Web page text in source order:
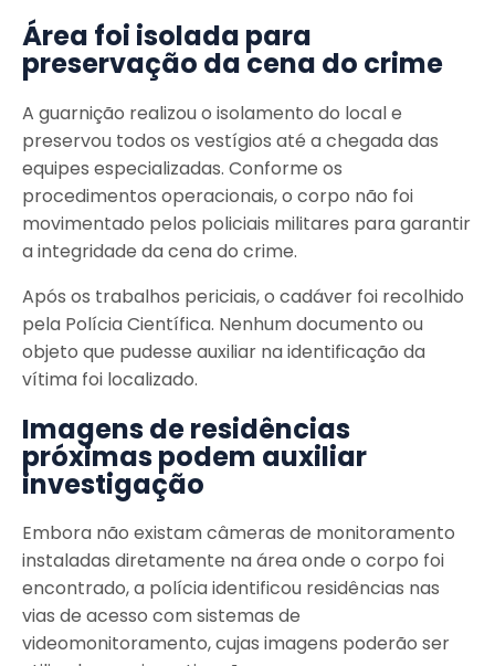
Área foi isolada para
preservação da cena do crime
A guarnição realizou o isolamento do local e
preservou todos os vestígios até a chegada das
equipes especializadas. Conforme os
procedimentos operacionais, o corpo não foi
movimentado pelos policiais militares para garantir
a integridade da cena do crime.
Após os trabalhos periciais, o cadáver foi recolhido
pela Polícia Científica. Nenhum documento ou
objeto que pudesse auxiliar na identificação da
vítima foi localizado.
Imagens de residências
próximas podem auxiliar
investigação
Embora não existam câmeras de monitoramento
instaladas diretamente na área onde o corpo foi
encontrado, a polícia identificou residências nas
vias de acesso com sistemas de
videomonitoramento, cujas imagens poderão ser